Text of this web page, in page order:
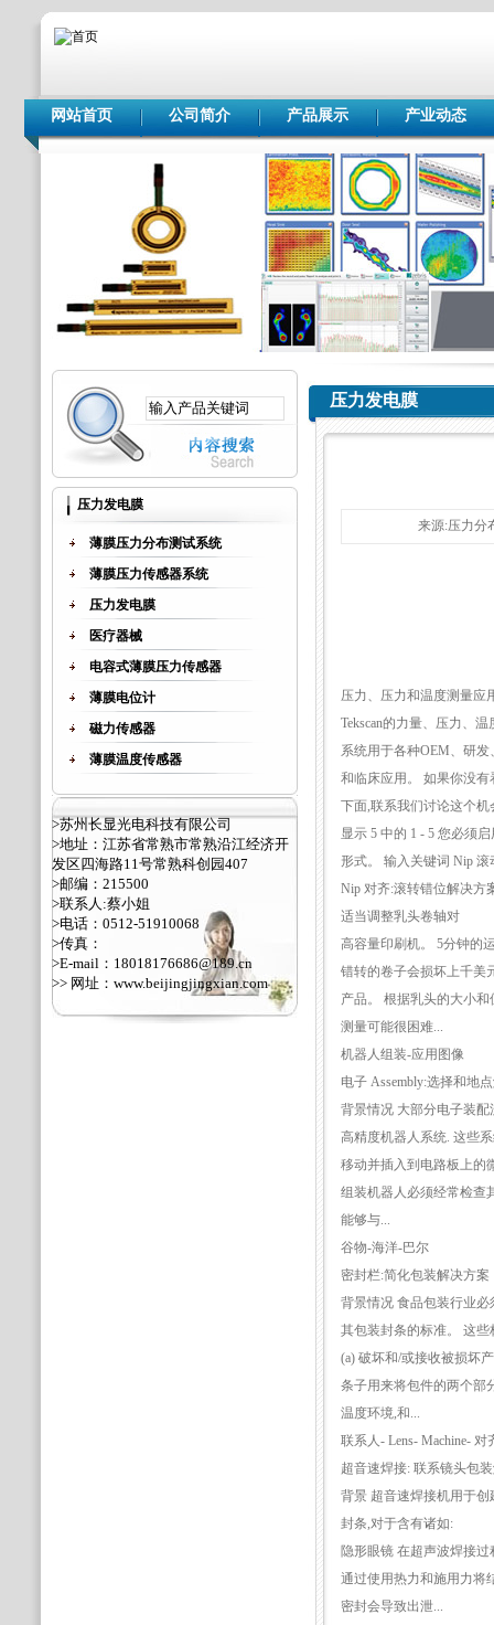
网站首页 公司简介 产品展示 产业动态
压力发电膜
薄膜压力分布测试系统
薄膜压力传感器系统
压力发电膜
医疗器械
电容式薄膜压力传感器
薄膜电位计
磁力传感器
薄膜温度传感器
>苏州长显光电科技有限公司
>地址：江苏省常熟市常熟沿江经济开
发区四海路11号常熟科创园407
>邮编：215500
>联系人:蔡小姐
>电话：0512-51910068
>传真：
>E-mail：18018176686@189.cn
>> 网址： www.beijingjingxian.com
压力发电膜
来源:压力分
压力、压力和温度测量应
Tekscan的力量、压力、
系统用于各种OEM、研发
和临床应用。 如果你没有
下面,联系我们讨论这个机
显示 5 中的 1 - 5 您必须
形式。 输入关键词 Nip 滚
Nip 对齐:滚转错位解决方
适当调整乳头卷轴对
高容量印刷机。 5分钟的
错转的卷子会损坏上千美
产品。 根据乳头的大小和
测量可能很困难...
机器人组装-应用图像
电子 Assembly:选择和地
背景情况 大部分电子装配
高精度机器人系统. 这些
移动并插入到电路板上的
组装机器人必须经常检查
能够与...
谷物-海洋-巴尔
密封栏:简化包装解决方案
背景情况 食品包装行业必
其包装封条的标准。 这些
(a) 破坏和/或接收被损坏
条子用来将包件的两个部
温度环境,和...
联系人- Lens- Machine- 对
超音速焊接: 联系镜头包
背景 超音速焊接机用于创
封条,对于含有诸如:
隐形眼镜 在超声波焊接过
通过使用热力和施用力将
密封会导致出泄...